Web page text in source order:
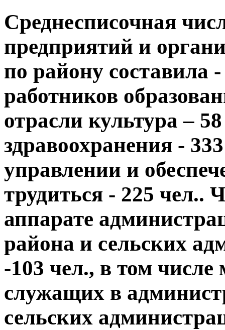
Среднесписочная
предприятий и
по району составила
работников
отрасли культура –
здравоохранения -
управлении и
трудиться - 225 чел..
аппарате
района и сельских
-103 чел., в том
служащих в
сельских